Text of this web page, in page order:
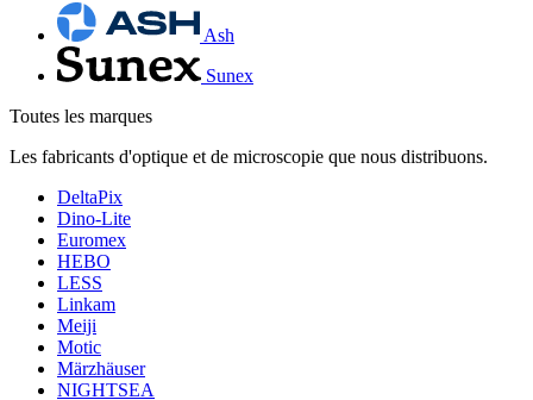
Ash
Sunex
Toutes les marques
Les fabricants d'optique et de microscopie que nous distribuons.
DeltaPix
Dino-Lite
Euromex
HEBO
LESS
Linkam
Meiji
Motic
Märzhäuser
NIGHTSEA